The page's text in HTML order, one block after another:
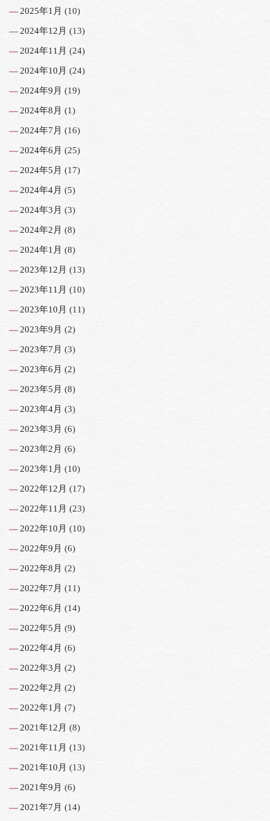
2025年1月 (10)
2024年12月 (13)
2024年11月 (24)
2024年10月 (24)
2024年9月 (19)
2024年8月 (1)
2024年7月 (16)
2024年6月 (25)
2024年5月 (17)
2024年4月 (5)
2024年3月 (3)
2024年2月 (8)
2024年1月 (8)
2023年12月 (13)
2023年11月 (10)
2023年10月 (11)
2023年9月 (2)
2023年7月 (3)
2023年6月 (2)
2023年5月 (8)
2023年4月 (3)
2023年3月 (6)
2023年2月 (6)
2023年1月 (10)
2022年12月 (17)
2022年11月 (23)
2022年10月 (10)
2022年9月 (6)
2022年8月 (2)
2022年7月 (11)
2022年6月 (14)
2022年5月 (9)
2022年4月 (6)
2022年3月 (2)
2022年2月 (2)
2022年1月 (7)
2021年12月 (8)
2021年11月 (13)
2021年10月 (13)
2021年9月 (6)
2021年7月 (14)